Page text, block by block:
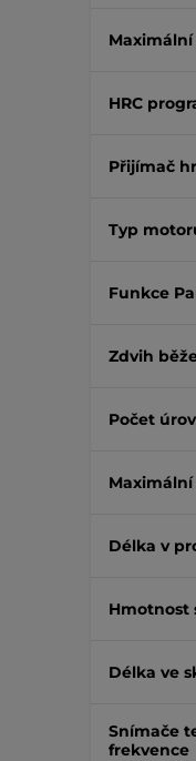
HRC
Přijímač
Typ
Funkce
Zdvih
Počet
Délka v
Hmotnost
Délka ve
Snímače
frekvence